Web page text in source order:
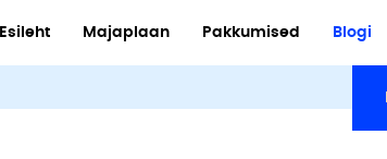
Esileht Majaplaan Pakkumised Blogi